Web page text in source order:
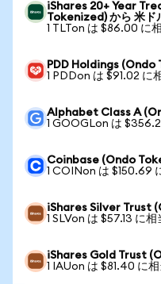
iShares 20+ Year
Tokenized) から 米ド
1 TLTon は $86.00 に
PDD Holdings (Ondo
1 PDDon は $91.02 に
Alphabet Class A
1 GOOGLon は
Coinbase (Ondo
1 COINon は $150.69
iShares Silver Trust
1 SLVon は $57.13 に相
iShares Gold Trust
1 IAUon は $81.40 に相